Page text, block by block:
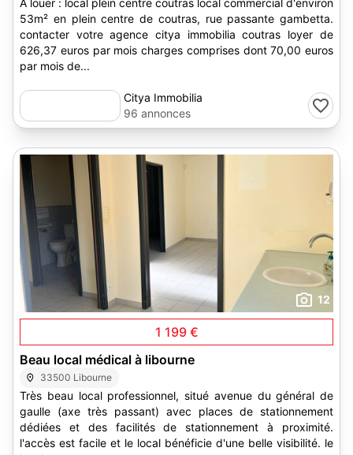
A louer : local plein centre coutras local commercial d'environ
53m² en plein centre de coutras, rue passante gambetta.
contacter votre agence citya immobilia coutras loyer de
626,37 euros par mois charges comprises dont 70,00 euros
par mois de...
Citya Immobilia
96 annonces
12
1 199 €
Beau local médical à libourne
33500 Libourne
Très beau local professionnel, situé avenue du général de
gaulle (axe très passant) avec places de stationnement
dédiées et des facilités de stationnement à proximité.
l'accès est facile et le local bénéficie d'une belle visibilité. le